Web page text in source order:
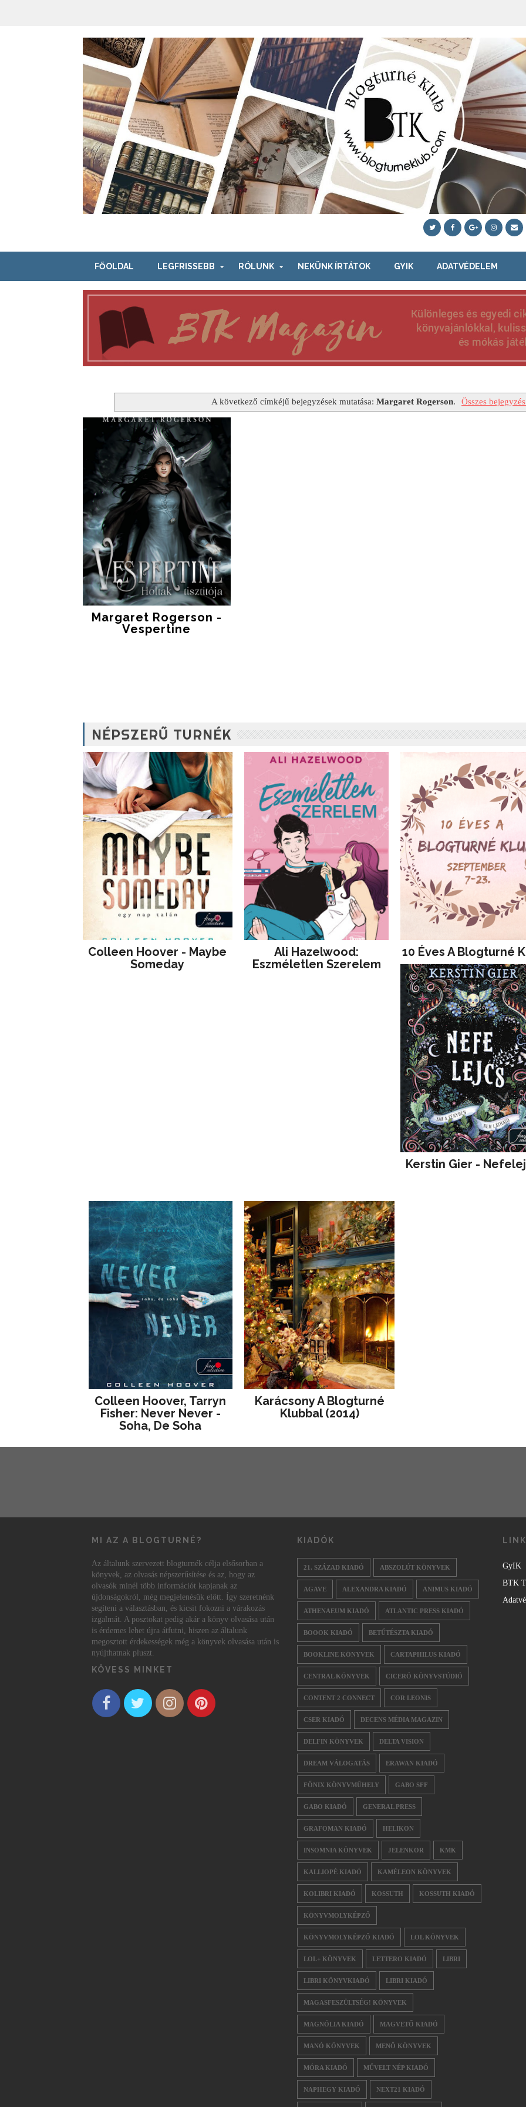
FŐOLDAL LEGFRISSEBB RÓLUNK NEKÜNK ÍRTÁTOK GYIK ADATVÉDELEM
A következő címkéjű bejegyzések mutatása: Margaret Rogerson. Összes
Margaret Rogerson -
Vespertine
NÉPSZERŰ TURNÉK
Colleen Hoover - Maybe
Someday
Ali Hazelwood:
Eszméletlen Szerelem
10 Éves A Blogturné
Kerstin Gier -
Colleen Hoover, Tarryn
Fisher: Never Never -
Soha, De Soha
Karácsony A Blogturné
Klubbal (2014)
MI AZ A BLOGTURNÉ?
Az általunk szervezett blogturnék célja elsősorban a
könyvek, az olvasás népszerűsítése és az, hogy az
olvasók minél több információt kapjanak az
újdonságokról, még megjelenésük előtt. Így szeretnénk
segíteni a választásban, és kicsit fokozni a várakozás
izgalmát. A posztokat pedig akár a könyv olvasása után
is érdemes lehet újra átfutni, hiszen az általunk
megosztott érdekességek még a könyvek olvasása után is
nyújthatnak pluszt.
KÖVESS MINKET
KIADÓK
21. SZÁZAD KIADÓ ABSZOLÚT KÖNYVEK
AGAVE ALEXANDRA KIADÓ ANIMUS KIADÓ
ATHENAEUM KIADÓ ATLANTIC PRESS KIADÓ
BOOOK KIADÓ BETŰTÉSZTA KIADÓ
BOOKLINE KÖNYVEK CARTAPHILUS KIADÓ
CENTRAL KÖNYVEK CICERÓ KÖNYVSTÚDIÓ
CONTENT 2 CONNECT COR LEONIS
CSER KIADÓ DECENS MÉDIA MAGAZIN
DELFIN KÖNYVEK DELTA VISION
DREAM VÁLOGATÁS ERAWAN KIADÓ
FŐNIX KÖNYVMŰHELY GABO SFF
GABO KIADÓ GENERAL PRESS
GRAFOMAN KIADÓ HELIKON
INSOMNIA KÖNYVEK JELENKOR KMK
KALLIOPÉ KIADÓ KAMÉLEON KÖNYVEK
KOLIBRI KIADÓ KOSSUTH KOSSUTH KIADÓ
KÖNYVMOLYKÉPZŐ
KÖNYVMOLYKÉPZŐ KIADÓ LOL KÖNYVEK
LOL+ KÖNYVEK LETTERO KIADÓ LIBRI
LIBRI KÖNYVKIADÓ LIBRI KIADÓ
MAGASFESZÜLTSÉG! KÖNYVEK
MAGNÓLIA KIADÓ MAGVETŐ KIADÓ
MANÓ KÖNYVEK MENŐ KÖNYVEK
MÓRA KIADÓ MŰVELT NÉP KIADÓ
NAPHEGY KIADÓ NEXT21 KIADÓ
GyIK
BTK